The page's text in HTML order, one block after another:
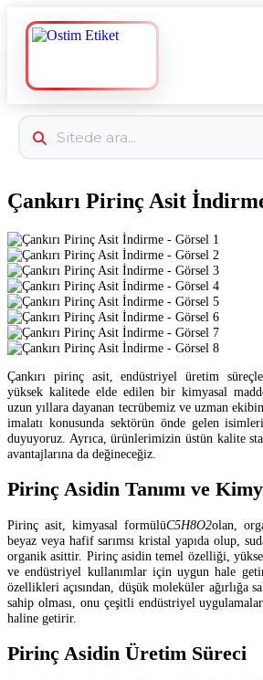
Çankırı Pirinç Asit
Çankırı pirinç asit, endüstriyel üretim
yüksek kalitede elde edilen bir kimyasal
uzun yıllara dayanan tecrübemiz ve uzman
imalatı konusunda sektörün önde gelen
duyuyoruz. Ayrıca, ürünlerimizin üstün kalite
avantajlarına da değineceğiz.
Pirinç Asidin Tanımı ve
Pirinç asit, kimyasal formülüC5H8O2olan,
beyaz veya hafif sarımsı kristal yapıda olup,
organik asittir. Pirinç asidin temel özelliği,
ve endüstriyel kullanımlar için uygun hale
özellikleri açısından, düşük moleküler ağırlığa
sahip olması, onu çeşitli endüstriyel
haline getirir.
Pirinç Asidin Üretim Süreci